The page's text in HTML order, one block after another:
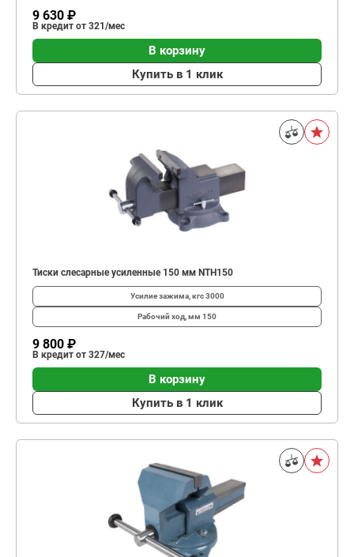
9 630 ₽
В кредит от 321/мес
В корзину
Купить в 1 клик
Тиски слесарные усиленные 150 мм NTH150
Усилие зажима, кгс3000
Рабочий ход, мм 150
9 800 ₽
В кредит от 327/мес
В корзину
Купить в 1 клик